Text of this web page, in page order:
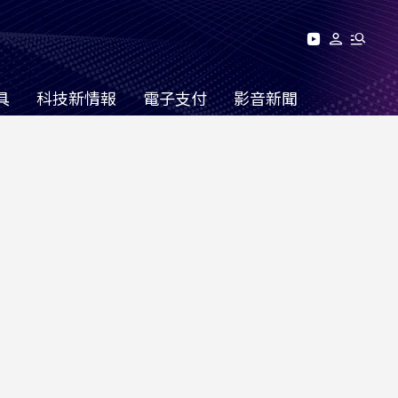
科技新情報 電子支付 影音新聞